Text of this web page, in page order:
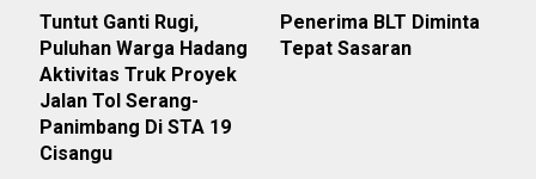
Tuntut Ganti Rugi,
Puluhan Warga Hadang
Aktivitas Truk Proyek
Jalan Tol Serang-
Panimbang Di STA 19
Cisangu
Penerima BLT Diminta
Tepat Sasaran